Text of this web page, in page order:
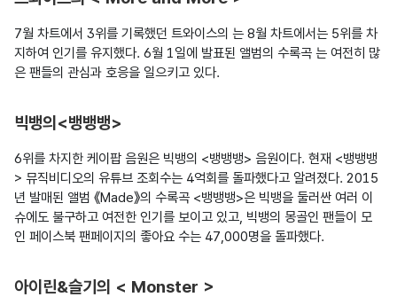
7월 차트에서 3위를 기록했던 트와이스의 는 8월 차트에서는 5위를 차
지하여 인기를 유지했다. 6월 1일에 발표된 앨범의 수록곡 는 여전히 많
은 팬들의 관심과 호응을 일으키고 있다.
빅뱅의<뱅뱅뱅>
6위를 차지한 케이팝 음원은 빅뱅의 <뱅뱅뱅> 음원이다. 현재 <뱅뱅뱅
> 뮤직비디오의 유튜브 조회수는 4억회를 돌파했다고 알려졌다. 2015
년 발매된 앨범 《Made》의 수록곡 <뱅뱅뱅>은 빅뱅을 둘러싼 여러 이
슈에도 불구하고 여전한 인기를 보이고 있고, 빅뱅의 몽골인 팬들이 모
인 페이스북 팬페이지의 좋아요 수는 47,000명을 돌파했다.
아이린&슬기의 < Monster >